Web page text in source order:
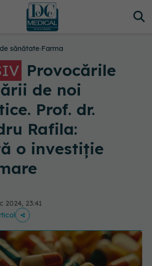
sănătate›Farma
Provocările
de noi
Prof. dr.
Rafila:
o investiție
2024, 23:41